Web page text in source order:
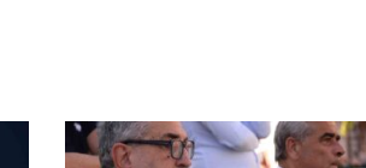
Perinetti
è